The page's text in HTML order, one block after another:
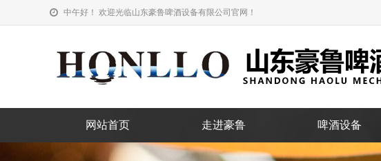
中午好！ 欢迎光临山东豪鲁啤酒设备有限公司官网！
网站首页 走进豪鲁 啤酒设备